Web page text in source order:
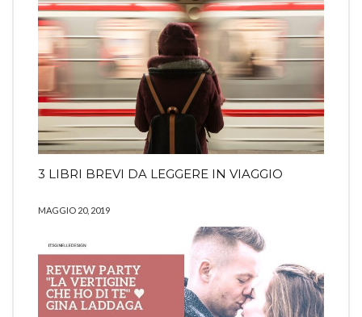
3 LIBRI BREVI DA LEGGERE IN VIAGGIO
MAGGIO 20, 2019